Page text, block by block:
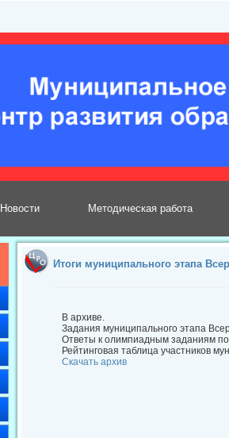
Новости Методическая работа
Итоги муниципального этапа
В архиве.
Задания муниципального этапа
Ответы к олимпиадным заданиям
Рейтинговая таблица участников
Скачать архив